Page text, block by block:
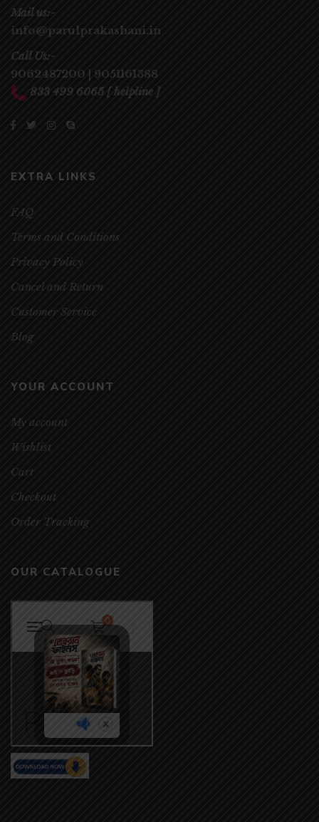
Mail us:-
info@parulprakashani.in
Call Us:-
9062487200
9051161388
833 499 6065 [ helpline ]
EXTRA LINKS
FAQ
Terms and Conditions
Privacy Policy
Cancel and Return
Customer Service
Blog
YOUR ACCOUNT
My account
Wishlist
Cart
Checkout
Order Tracking
OUR CATALOGUE